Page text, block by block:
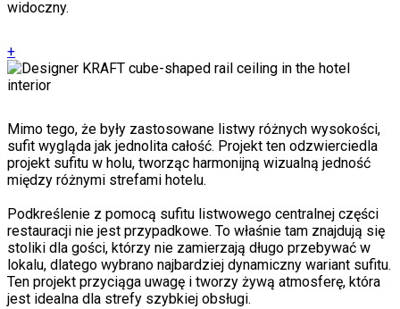
widoczny.
+
Mimo tego, że były zastosowane listwy różnych wysokości,
sufit wygląda jak jednolita całość. Projekt ten odzwierciedla
projekt sufitu w holu, tworząc harmonijną wizualną jedność
między różnymi strefami hotelu.
Podkreślenie z pomocą sufitu listwowego centralnej części
restauracji nie jest przypadkowe. To właśnie tam znajdują się
stoliki dla gości, którzy nie zamierzają długo przebywać w
lokalu, dlatego wybrano najbardziej dynamiczny wariant sufitu.
Ten projekt przyciąga uwagę i tworzy żywą atmosferę, która
jest idealna dla strefy szybkiej obsługi.